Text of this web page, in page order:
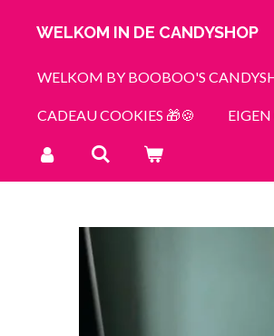
hoofdinhoud
WELKOM IN DE CANDYSHOP
WELKOM BY BOOBOO'S
CADEAU COOKIES 🎁🍪